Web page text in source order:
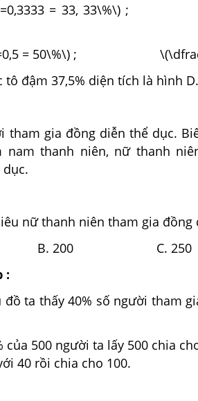
=0,3333 = 33, 33\%\) ;
= 50\%\) ;
tô đậm 37,5% diện tích là hình D.
tham gia đồng diễn thể dục.
nam thanh niên, nữ thanh
nữ thanh niên tham gia đồng
B. 200 C.
:
đồ ta thấy 40% số người tham
của 500 người ta lấy 500 chia
40 rồi chia cho 100.